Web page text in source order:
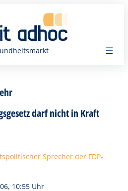

darf nicht in Kraft
Sprecher der FDP-
10:55 Uhr